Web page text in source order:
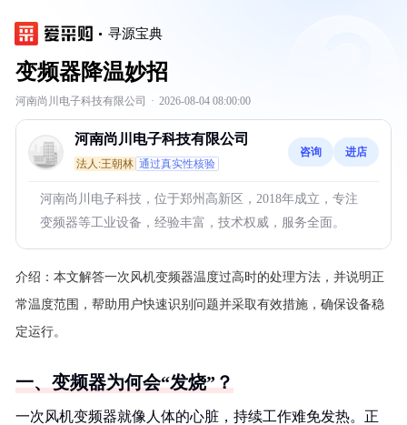
寻源宝典
变频器降温妙招
河南尚川电子科技有限公司 · 2026-08-04 08:00:00
河南尚川电子科技有限公司
法人:王朝林 通过真实性核验
咨询 进店
河南尚川电子科技，位于郑州高新区，2018年成立，专注
变频器等工业设备，经验丰富，技术权威，服务全面。
介绍： 本文解答一次风机变频器温度过高时的处理方法，并说明正
常温度范围，帮助用户快速识别问题并采取有效措施，确保设备稳
定运行。
一、变频器为何会“发烧”？
一次风机变频器就像人体的心脏，持续工作难免发热。正